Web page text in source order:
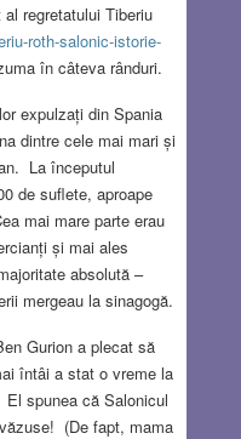
regretatului Tiberiu
roth-salonic-istorie-
în câteva rânduri.
expulzați din Spania
dintre cele mai mari și
La începutul
de suflete, aproape
mai mare parte erau
și mai ales
absolută –
mergeau la sinagogă.
Gurion a plecat să
întâi a stat o vreme la
spunea că Salonicul
(De fapt, mama